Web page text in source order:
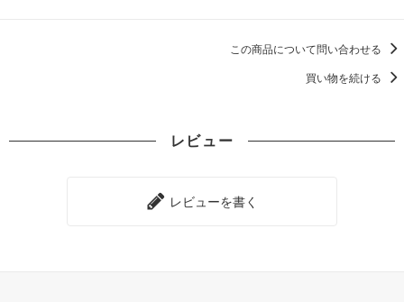
この商品について問い合わせる
買い物を続ける
レビュー
レビューを書く